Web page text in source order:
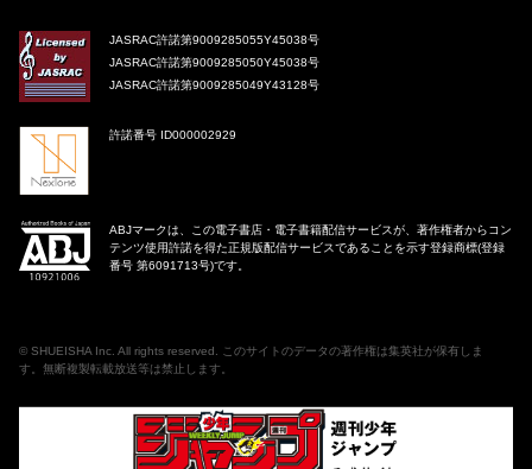
JASRAC許諾第9009285055Y45038号
JASRAC許諾第9009285050Y45038号
JASRAC許諾第9009285049Y43128号
許諾番号 ID000002929
ABJマークは、この電子書店・電子書籍配信サービスが、著作権者からコン
テンツ使用許諾を得た正規版配信サービスであることを示す登録商標(登録
番号 第6091713号)です。
© SHUEISHA Inc . All rights reserved. このサイトのデータの著作権は集英社が保有しま
す。無断複製転載放送等は禁止します。